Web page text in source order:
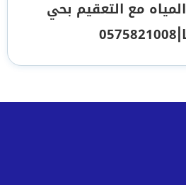
مع التعقيم بحي